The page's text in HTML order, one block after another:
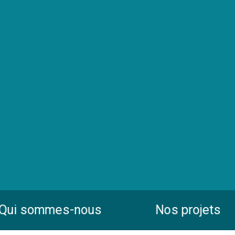
sommes-nous Nos projets